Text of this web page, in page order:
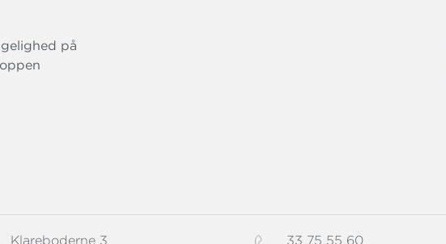
på
Klareboderne 3 33 75 55 60